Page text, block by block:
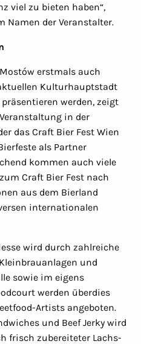
viel zu bieten haben“,
Namen der Veranstalter.
erstmals auch
Kulturhauptstadt
werden, zeigt
in der
das Craft Bier Fest Wien
als Partner
kommen auch viele
Craft Bier Fest nach
aus dem Bierland
internationalen
wird durch zahlreiche
und
sowie im eigens
werden überdies
Artists angeboten.
und Beef Jerky wird
frisch zubereiteter Lachs-